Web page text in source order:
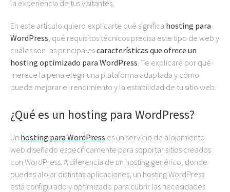
la experiencia de tus visitantes.
En este artículo quiero explicarte qué significa hosting para
WordPress , qué requisitos técnicos precisa este tipo de web y
cuáles son las principalescaracterísticas que ofrece un
hosting optimizado para WordPress . Te explicaré por qué
merece la pena elegir una plataforma adaptada y cómo
puede mejorar el rendimiento y la estabilidad de tu sitio web.
¿Qué es un hosting para WordPress?
Un hosting para WordPress es un servicio de alojamiento
web diseñado específicamente para soportar sitios creados
con WordPress. A diferencia de un hosting genérico, donde
puedes alojar distintas aplicaciones, un hosting WordPress
está configurado y optimizado para cubrir las necesidades